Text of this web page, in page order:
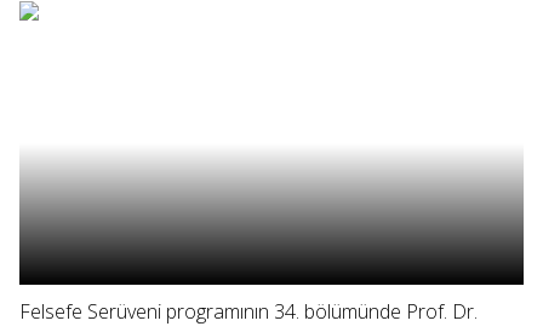
Felsefe Serüveni programının 34. bölümünde Prof. Dr.